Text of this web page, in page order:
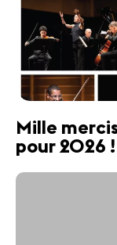
Mille
pour 2026 !